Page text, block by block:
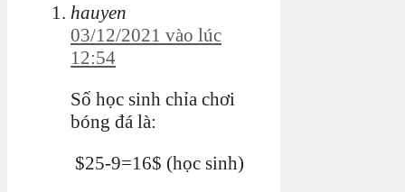
hauyen
03/12/2021 vào lúc
12:54
Số học sinh chỉa chơi
bóng đá là:
$25-9=16$ (học sinh)